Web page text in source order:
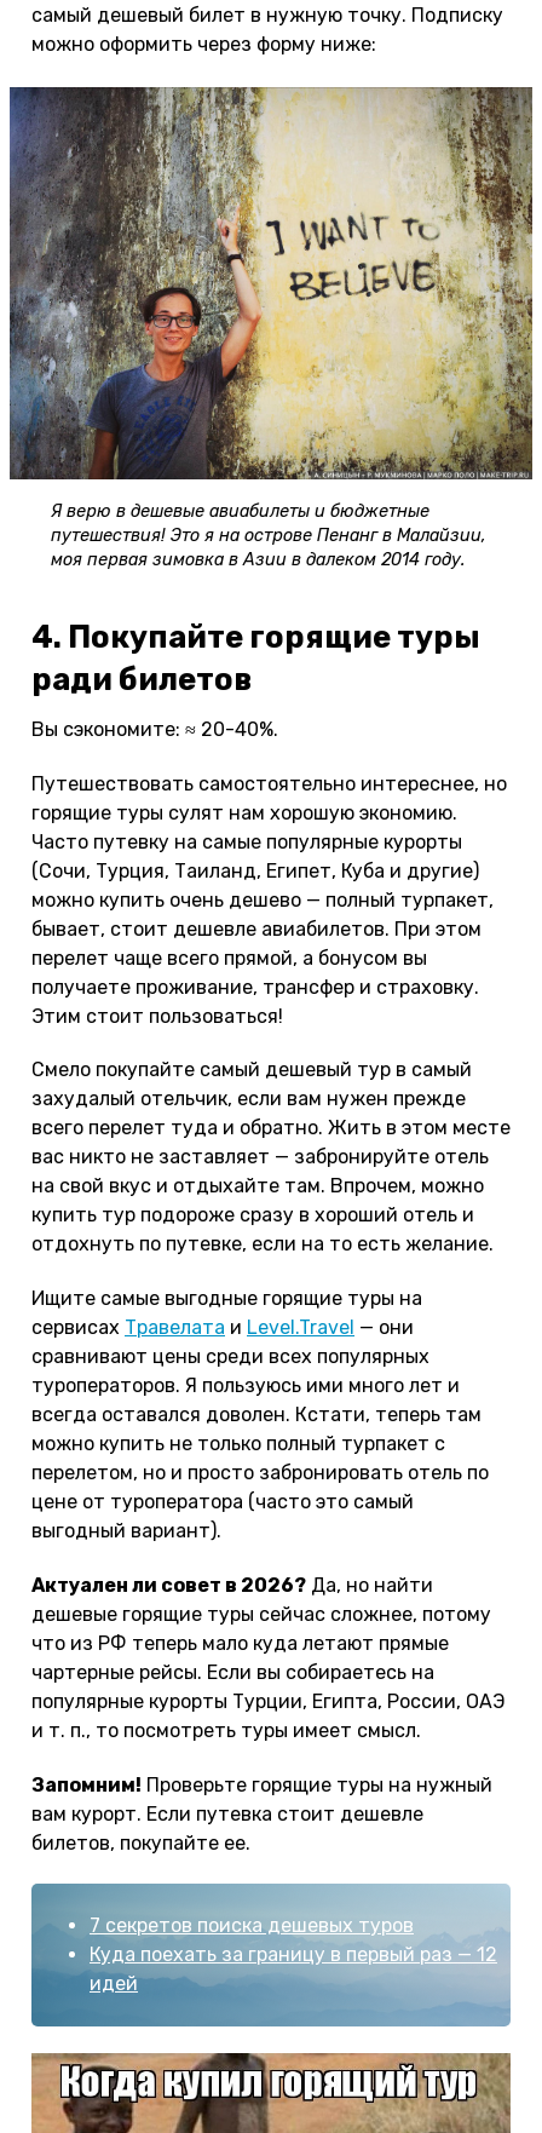
самый дешевый билет в нужную точку. Подписку
можно оформить через форму ниже:
Я верю в дешевые авиабилеты и бюджетные
путешествия! Это я на острове Пенанг в Малайзии,
моя первая зимовка в Азии в далеком 2014 году.
4. Покупайте горящие туры
ради билетов
Вы сэкономите: ≈ 20-40%.
Путешествовать самостоятельно интереснее, но
горящие туры сулят нам хорошую экономию.
Часто путевку на самые популярные курорты
(Сочи, Турция, Таиланд, Египет, Куба и другие)
можно купить очень дешево — полный турпакет,
бывает, стоит дешевле авиабилетов. При этом
перелет чаще всего прямой, а бонусом вы
получаете проживание, трансфер и страховку.
Этим стоит пользоваться!
Смело покупайте самый дешевый тур в самый
захудалый отельчик, если вам нужен прежде
всего перелет туда и обратно. Жить в этом месте
вас никто не заставляет — забронируйте отель
на свой вкус и отдыхайте там. Впрочем, можно
купить тур подороже сразу в хороший отель и
отдохнуть по путевке, если на то есть желание.
Ищите самые выгодные горящие туры на
сервисах Травелата и Level.Travel — они
сравнивают цены среди всех популярных
туроператоров. Я пользуюсь ими много лет и
всегда оставался доволен. Кстати, теперь там
можно купить не только полный турпакет с
перелетом, но и просто забронировать отель по
цене от туроператора (часто это самый
выгодный вариант).
Актуален ли совет в 2026? Да, но найти
дешевые горящие туры сейчас сложнее, потому
что из РФ теперь мало куда летают прямые
чартерные рейсы. Если вы собираетесь на
популярные курорты Турции, Египта, России, ОАЭ
и т. п., то посмотреть туры имеет смысл.
Запомним! Проверьте горящие туры на нужный
вам курорт. Если путевка стоит дешевле
билетов, покупайте ее.
7 секретов поиска дешевых туров
Куда поехать за границу в первый раз — 12
идей